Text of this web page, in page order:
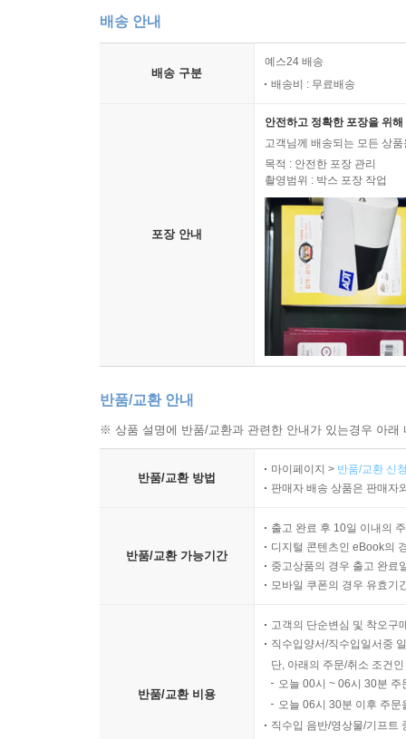
배송 안내
배송 구분
예스24 배송
배송비 : 무료배송
포장 안내
안전하고 정확한 포장을 위
고객님께 배송되는 모든 상
목적 : 안전한 포장 관리
촬영범위 : 박스 포장 작업
반품/교환 안내
※ 상품 설명에 반품/교환과 관련한 안내가 있는경우 아
반품/교환 방법
마이페이지 > 반품/교환 신
판매자 배송 상품은 판매자
반품/교환 가능기간
출고 완료 후 10일 이내의
디지털 콘텐츠인 eBook의
중고상품의 경우 출고 완료
모바일 쿠폰의 경우 유효기
반품/교환 비용
고객의 단순변심 및 착오구
직수입양서/직수입일서중
단, 아래의 주문/취소 조건
오늘 00시 ~ 06시 30분
오늘 06시 30분 이후 주
직수입 음반/영상물/기프트